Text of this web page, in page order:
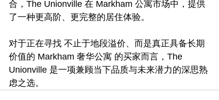
合，The Unionville 在 Markham 公寓市场中，提供
了一种更高阶、更完整的居住体验。
对于正在寻找 不止于地段溢价、而是真正具备长期
价值的 Markham 奢华公寓 的买家而言，The
Unionville 是一项兼顾当下品质与未来潜力的深思熟
虑之选。